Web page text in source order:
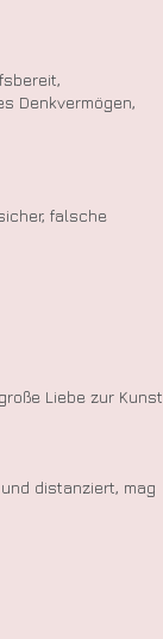
Denkvermögen,
falsche
Liebe zur Kunst
distanziert, mag